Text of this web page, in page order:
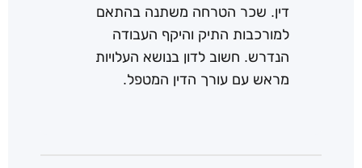
דין. שכר הטרחה משתנה בהתאם
למורכבות התיק והיקף העבודה
הנדרש. חשוב לדון בנושא העלויות
מראש עם עורך הדין המטפל.